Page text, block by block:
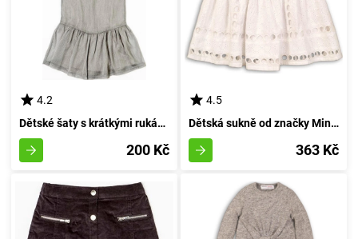
4.2
Dětské šaty s krátkými rukávy, plisovaná sukně, Minoti, BARVÁNEK 6, šedá - velikost 152/158 | pro věk 12-13 let
200 Kč
4.5
Dětská sukně od značky Minoti s květinovým vzorem, velikost 152/158 pro dívky ve věku 12-13 let
363 Kč